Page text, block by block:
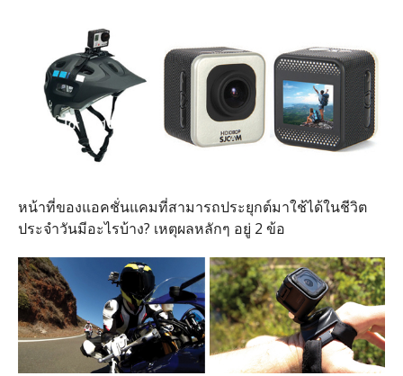
หน้าที่ของแอคชั่นแคมที่สามารถประยุกต์มาใช้ได้ในชีวิต
ประจำวันมีอะไรบ้าง? เหตุผลหลักๆ อยู่ 2 ข้อ